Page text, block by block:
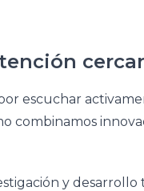
escuchar
combinamos
y desarrollo